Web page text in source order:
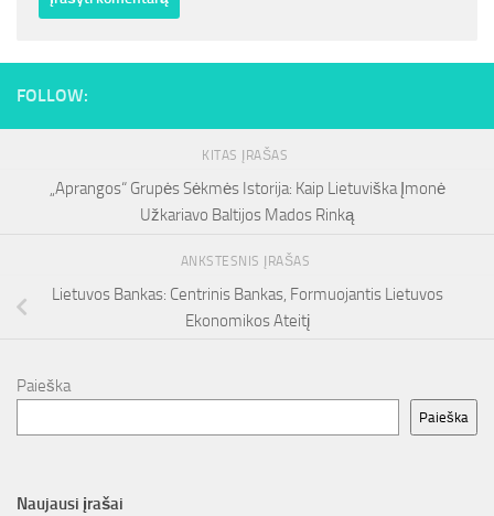
FOLLOW:
KITAS ĮRAŠAS
„Aprangos“ Grupės Sėkmės Istorija: Kaip Lietuviška Įmonė
Užkariavo Baltijos Mados Rinką
ANKSTESNIS ĮRAŠAS
Lietuvos Bankas: Centrinis Bankas, Formuojantis Lietuvos
Ekonomikos Ateitį
Paieška
Paieška
Naujausi įrašai